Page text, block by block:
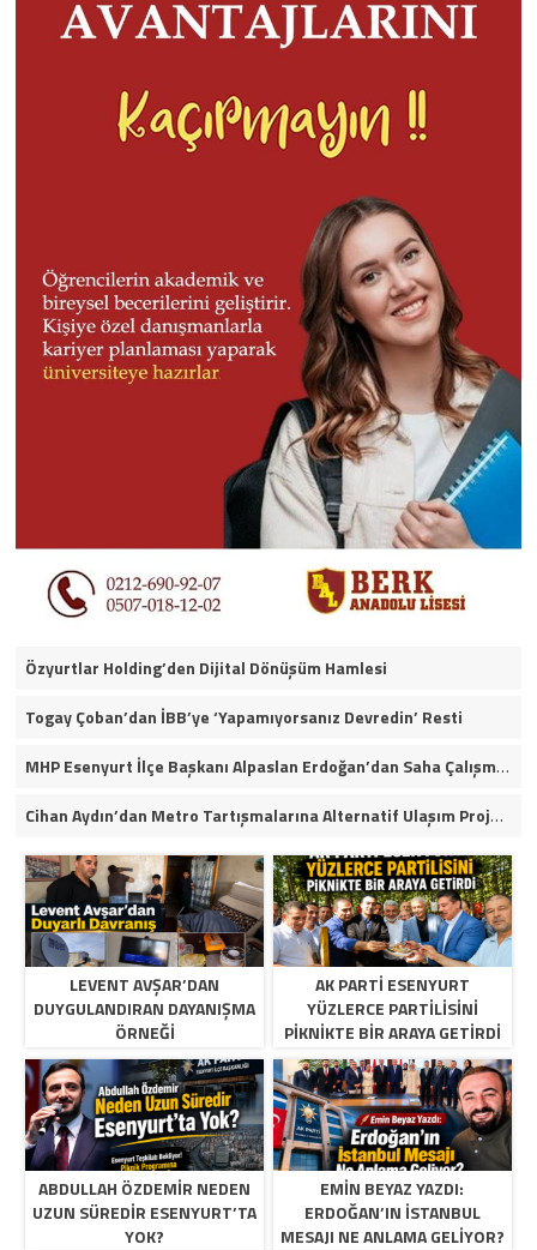
Özyurtlar Holding’den Dijital Dönüşüm Hamlesi
Togay Çoban’dan İBB’ye ‘Yapamıyorsanız Devredin’ Resti
MHP Esenyurt İlçe Başkanı Alpaslan Erdoğan’dan Saha Çalışmaları ve Yerel Gündeme İlişkin Açıklamalar
Cihan Aydın’dan Metro Tartışmalarına Alternatif Ulaşım Projesi
LEVENT AVŞAR’DAN
DUYGULANDIRAN DAYANIŞMA
ÖRNEĞI
AK PARTI ESENYURT
YÜZLERCE PARTILISINI
PIKNIKTE BIR ARAYA GETIRDI
ABDULLAH ÖZDEMIR NEDEN
UZUN SÜREDIR ESENYURT’TA
YOK?
EMIN BEYAZ YAZDI:
ERDOĞAN’IN İSTANBUL
MESAJI NE ANLAMA GELIYOR?